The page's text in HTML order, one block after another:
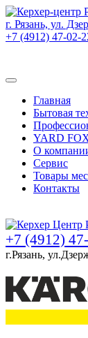
г. Рязань, ул.
+7 (4912) 47-02-
Главная
Бытовая
YARD
О
Сервис
Товары
Контакты
+7 (4912)
г.Рязань,